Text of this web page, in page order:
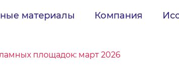
материалы Компания
площадок: март 2026